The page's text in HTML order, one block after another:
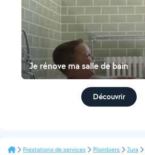
Je rénove ma salle de bain
Découvrir
Prestations de services Plombiers Jura